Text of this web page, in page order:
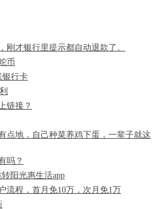
刚才银行里提示都自动退款了。
币
银行卡
链接？
点地，自己种菜养鸡下蛋，一辈子就这
吗？
阳光惠生活app
流程，首月免10万，次月免1万